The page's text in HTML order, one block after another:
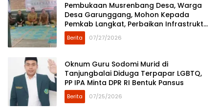
Pembukaan Musrenbang Desa, Warga
Desa Garunggang, Mohon Kepada
Pemkab Langkat, Perbaikan Infrastruktur
di Dusun Mejuah-Juah
Berita 07/27/2026
Oknum Guru Sodomi Murid di
Tanjungbalai Diduga Terpapar LGBTQ,
PP IPA Minta DPR RI Bentuk Pansus
Berita 07/25/2026